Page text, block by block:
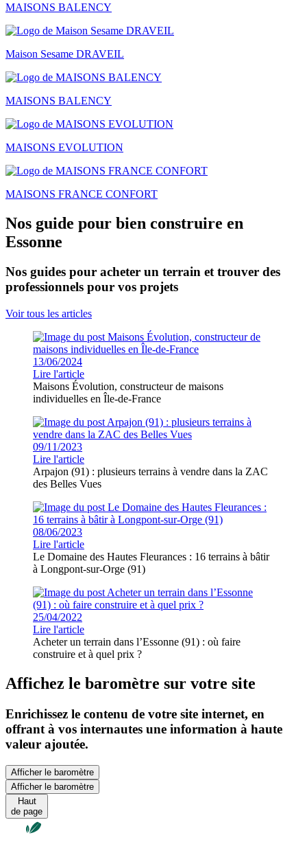
MAISONS BALENCY
Maison Sesame DRAVEIL
MAISONS BALENCY
MAISONS EVOLUTION
MAISONS FRANCE CONFORT
Nos guide pour bien construire en
Essonne
Nos guides pour acheter un terrain et trouver des
professionnels pour vos projets
Voir tous les articles
13/06/2024
Lire l'article
Maisons Évolution, constructeur de maisons
individuelles en Île-de-France
09/11/2023
Lire l'article
Arpajon (91) : plusieurs terrains à vendre dans la ZAC
des Belles Vues
08/06/2023
Lire l'article
Le Domaine des Hautes Fleurances : 16 terrains à bâtir
à Longpont-sur-Orge (91)
25/04/2022
Lire l'article
Acheter un terrain dans l’Essonne (91) : où faire
construire et à quel prix ?
Affichez le baromètre sur votre site
Enrichissez le contenu de votre site internet, en
offrant à vos internautes une information à haute
valeur ajoutée.
Afficher le baromètre
Afficher le baromètre
Haut
de page